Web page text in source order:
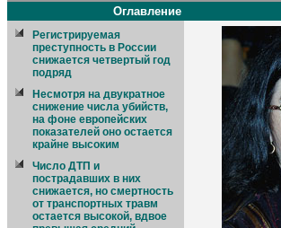
Оглавление
Регистрируемая
преступность в России
снижается четвертый год
подряд
Несмотря на двукратное
снижение числа убийств,
на фоне европейских
показателей оно остается
крайне высоким
Число ДТП и
пострадавших в них
снижается, но смертность
от транспортных травм
остается высокой, вдвое